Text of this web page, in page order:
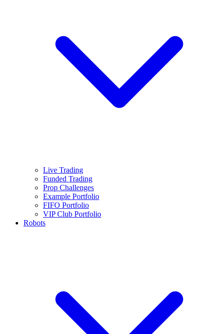
Live Trading
Funded Trading
Prop Challenges
Example Portfolio
FIFO Portfolio
VIP Club Portfolio
Robots